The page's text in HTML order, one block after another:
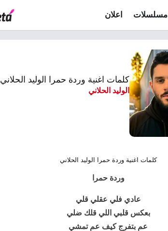
مسلسلات اعلان
كلمات اغنية وردة حمرا الوليد الحلاني
الوليد الحلاني
كلمات اغنية وردة حمرا الوليد الحلاني
وردة حمرا
عادي فلي عقلي قلي
بعكس قلبي اللي قلك ضلي
عم بتفرج كيف عم تمشي